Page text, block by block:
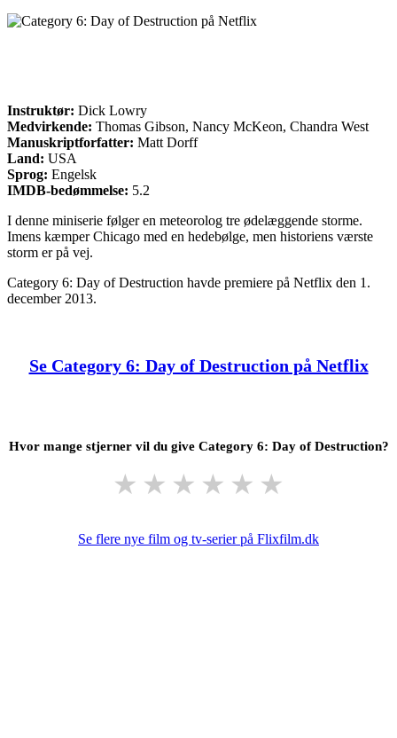
Instruktør: Dick Lowry
Medvirkende: Thomas Gibson, Nancy McKeon, Chandra West
Manuskriptforfatter: Matt Dorff
Land: USA
Sprog: Engelsk
IMDB-bedømmelse: 5.2
I denne miniserie følger en meteorolog tre ødelæggende storme.
Imens kæmper Chicago med en hedebølge, men historiens værste
storm er på vej.
Category 6: Day of Destruction havde premiere på Netflix den 1.
december 2013.
Se Category 6: Day of Destruction på Netflix
Hvor mange stjerner vil du give Category 6: Day of Destruction?
★ ★ ★ ★ ★ ★
Se flere nye film og tv-serier på Flixfilm.dk